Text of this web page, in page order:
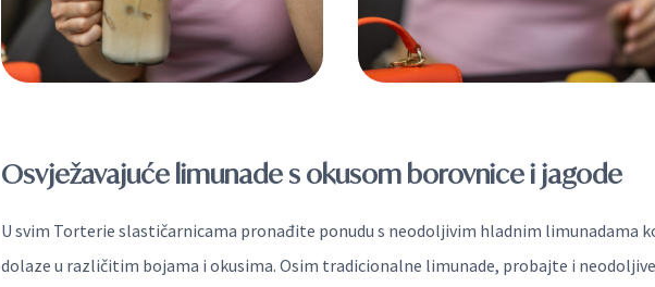
Osvježavajuće limunade s okusom borovnice i jagode
U svim Torterie slastičarnicama pronađite ponudu s neodoljivim hladnim limunadama
dolaze u različitim bojama i okusima. Osim tradicionalne limunade, probajte i neodoljive